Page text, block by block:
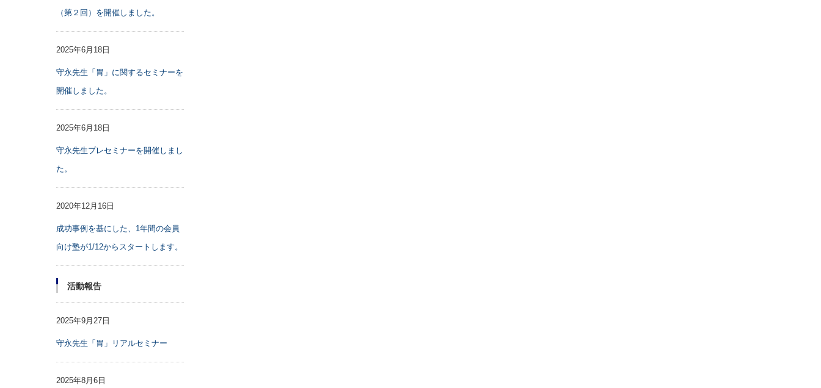
（第２回）を開催しました。
2025年6月18日
守永先生「胃」に関するセミナーを
開催しました。
2025年6月18日
守永先生プレセミナーを開催しまし
た。
2020年12月16日
成功事例を基にした、1年間の会員
向け塾が1/12からスタートします。
活動報告
2025年9月27日
守永先生「胃」リアルセミナー
2025年8月6日